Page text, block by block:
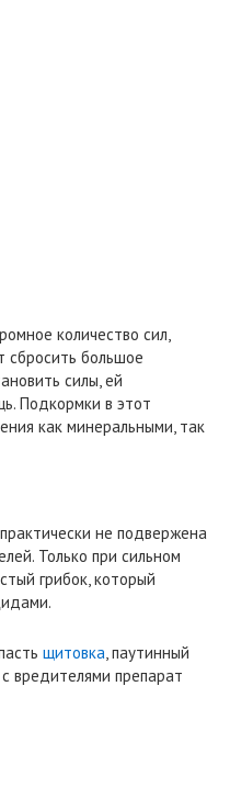
количество сил,
сбросить большое
силы, ей
Подкормки в этот
как минеральными, так
не подвержена
Только при сильном
грибок, который
щитовка , паутинный
вредителями препарат